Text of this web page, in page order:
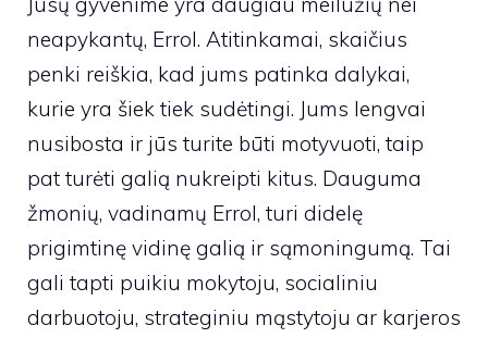
neapykantų, Errol. Atitinkamai, skaičius
penki reiškia, kad jums patinka dalykai,
kurie yra šiek tiek sudėtingi. Jums lengvai
nusibosta ir jūs turite būti motyvuoti, taip
pat turėti galią nukreipti kitus. Dauguma
žmonių, vadinamų Errol, turi didelę
prigimtinę vidinę galią ir sąmoningumą. Tai
gali tapti puikiu mokytoju, socialiniu
darbuotoju, strateginiu mąstytoju ar karjeros